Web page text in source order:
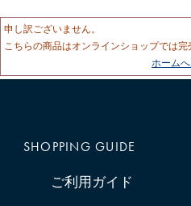
申し訳ございません。
こちらの商品はオンラインショップでは完
ホーム
SHOPPING GUIDE
ご利用ガイド